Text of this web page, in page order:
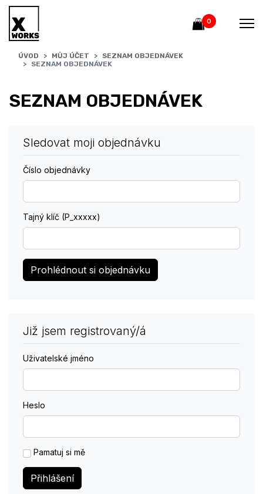
0
ÚVOD MŮJ ÚČET
SEZNAM OBJEDNÁVEK
SEZNAM OBJEDNÁVEK
SEZNAM OBJEDNÁVEK
Sledovat moji objednávku
Číslo objednávky
Tajný klíč (P_xxxxx)
Prohlédnout si objednávku
Již jsem registrovaný/á
Uživatelské jméno
Heslo
Pamatuj si mě
Přihlášení